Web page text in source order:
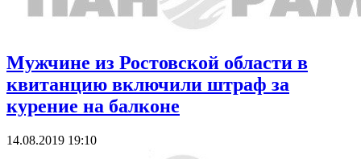
Мужчине из Ростовской области в
квитанцию включили штраф за
курение на балконе
14.08.2019 19:10